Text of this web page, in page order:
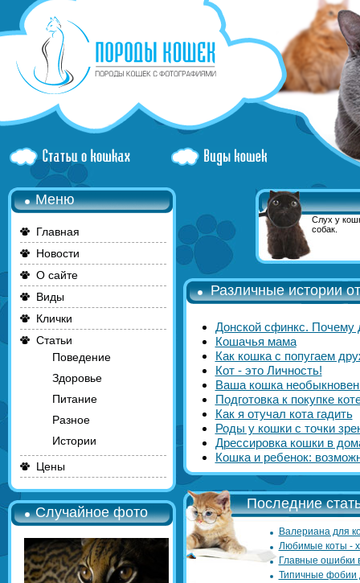
Меню
Главная
Новости
О сайте
Виды
Клички
Статьи
Поведение
Здоровье
Питание
Разное
Истории
Цены
Случайное фото
Слух у
собак.
Различные истории
Донской сфинкс. Почему
Кошачья мама
Как кошка с попугаем
Кот - это Личность!
Ваша кошка
Подготовка к покупке
Как я отучал кота гадить
Роды у кошки с точки
Дрессировка кошки в
Кошка и ребенок:
Последние
Валериана для
Любимые коты -
Главные ошибки
Типичные фобии